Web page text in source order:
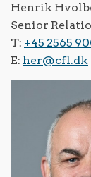
Henrik
Senior
T: +45 2565
E: her@cfl.dk